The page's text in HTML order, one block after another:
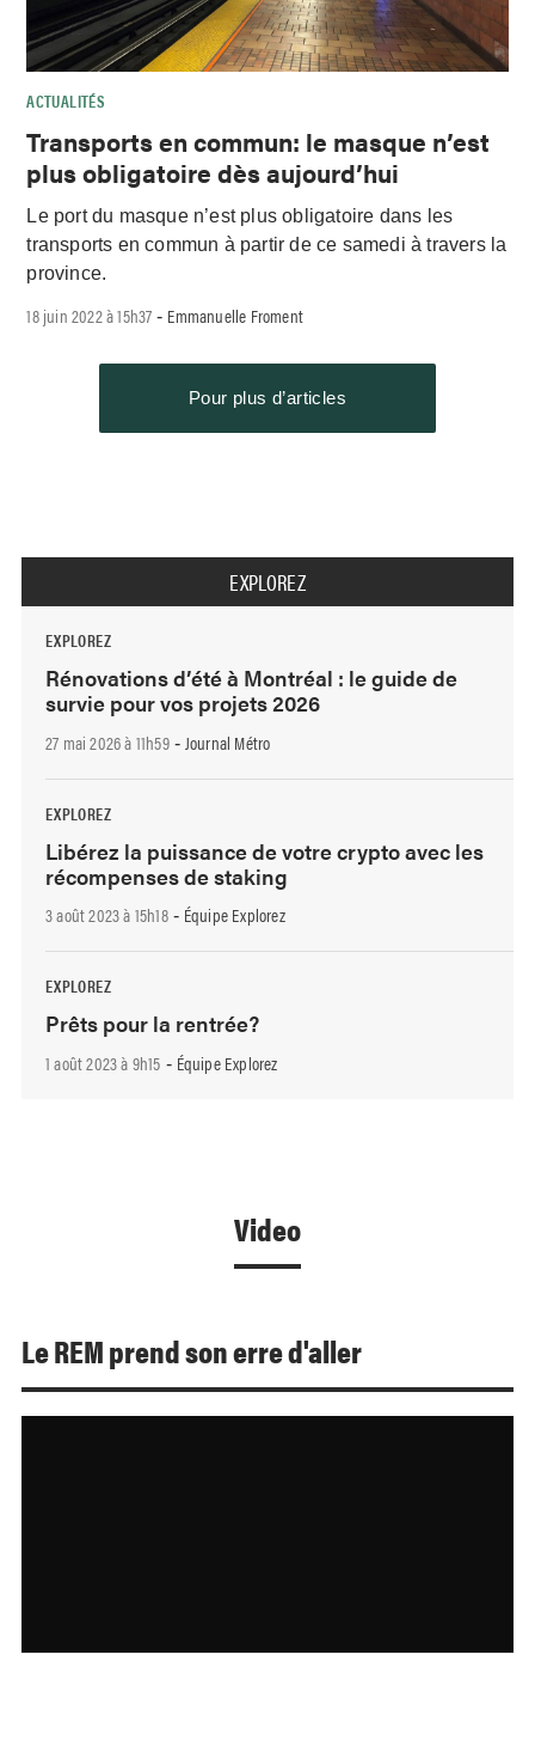
ACTUALITÉS
Transports en commun: le masque n’est
plus obligatoire dès aujourd’hui
Le port du masque n’est plus obligatoire dans les
transports en commun à partir de ce samedi à travers la
province.
18 juin 2022 à 15h37 - Emmanuelle Froment
Pour plus d’articles
EXPLOREZ
EXPLOREZ
Rénovations d’été à Montréal : le guide de
survie pour vos projets 2026
27 mai 2026 à 11h59- Journal Métro
EXPLOREZ
Libérez la puissance de votre crypto avec les
récompenses de staking
3 août 2023 à 15h18- Équipe Explorez
EXPLOREZ
Prêts pour la rentrée?
1 août 2023 à 9h15 - Équipe Explorez
Video
Le REM prend son erre d'aller